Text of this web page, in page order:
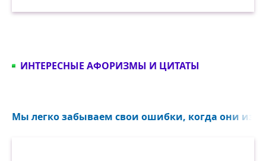
ИНТЕРЕСНЫЕ АФОРИЗМЫ И ЦИТАТЫ
Мы легко забываем свои ошибки, когда они